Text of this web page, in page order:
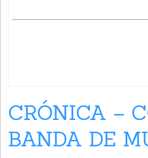
CRÓNICA –
BANDA DE